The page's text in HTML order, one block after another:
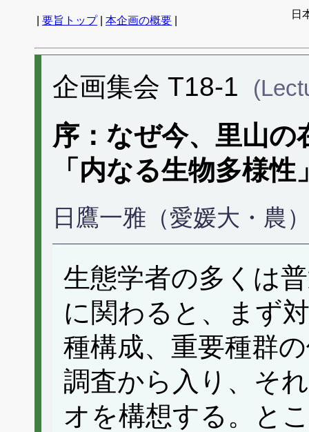
要旨トップ| 本企画の概要
日
企画集会 T18-1
序：なぜ今、里山
「内なる生物多様性
日鷹一雅（愛媛大・農
生態学者の多くは
に関わると、まず
種構成、重要種群
調査から入り、そ
オを構想する。と